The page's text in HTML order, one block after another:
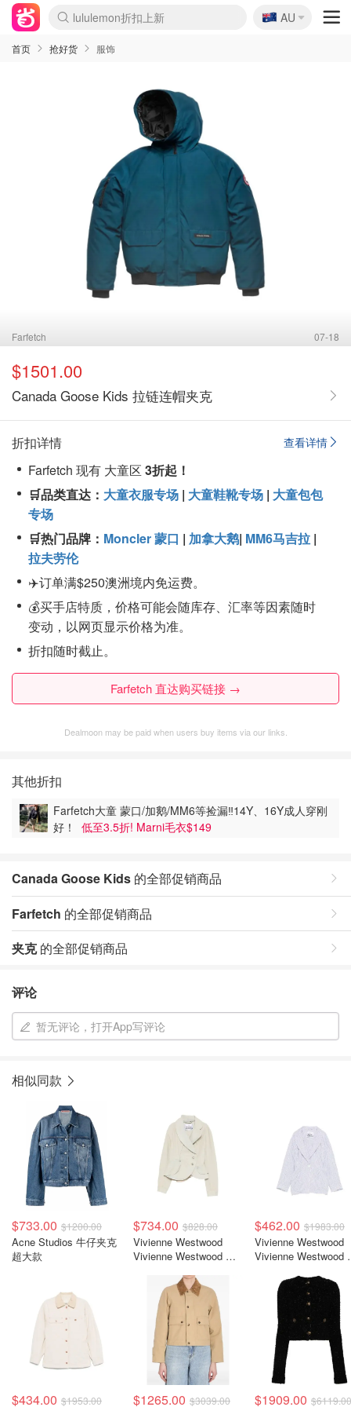
Sasa美妆护肤3.5折
SSENSE年中2.5折
FreshBeauty好价汇总
Cettire降价+叠9折
WWS Coles超市实拍
viagogo二手票捡漏
Myer超级周末
The Outnet奢牌1折起
David Jones 3折起
Flannels大牌1折
Perfumes Club护肤1折
AMIRO面罩$251
Amazon折扣汇总
eToro入金$200送$50
Amazon数码好物
ICONIC本周7.5折
ThedoubleF高奢地板价
Moose Knuckles 6折
丝芙兰5折起
EUFY摄像头$98
Selenichast首饰2折
Trip机票酒店促销
YSL送5件彩妆礼
Amazon家居好物
Amazon美妆护肤
雅漾大喷$8
过敏原检测盒$33
伊索独家赠50ml沐浴露
科颜氏高保湿面霜$29
SEALIFE海洋馆门票6折
丝塔芙大白罐$16
订阅Newsletter送香薰
Cult Beauty 6.8折
Harrods圣诞日历$525
LN-CC奢牌私促3折
d'Alba空姐喷雾$16
EVE LOM套装£56
Bernardelli独家4折
Adore Beauty 6折起
CT圣诞日历
Mytheresa奢品2.7折
Luxury Escapes 9折
Currentbody美容仪$881
MOON Garden Live
Roborock扫地机$649
Tingo Life水杯$24
Valentino官网5折
CR洗护套装$23
修丽可4件套$159
Myer彩妆2件7折
GANNI官网4.5折
Stylevana韩妆4折
Tessabit高奢8.5折
OGX洗发水$11
Amazon阿德莱德次日达
卡诗8.5折+赠礼
Philips Hue灯具8折
🇦🇺
AU
首页 抢好货 服饰
Farfetch 07-18
$1501.00
Canada Goose Kids 拉链连帽夹克
查看详情
折扣详情
Farfetch 现有 大童区 3折起！
🛒品类直达： 大童衣服专场 | 大童鞋靴专场 | 大童包包
专场
🛒热门品牌： Moncler 蒙口 | 加拿大鹅| MM6马吉拉 |
拉夫劳伦
✈️订单满$250澳洲境内免运费。
💰买手店特质，价格可能会随库存、汇率等因素随时
变动，以网页显示价格为准。
折扣随时截止。
Farfetch 直达购买链接 →
Dealmoon may be paid when users buy items via our links.
其他折扣
Farfetch大童 蒙口/加鹅/MM6等捡漏‼️14Y、16Y成人穿刚
好！ 低至3.5折! Marni毛衣$149
Canada Goose Kids 的全部促销商品
Farfetch 的全部促销商品
夹克的全部促销商品
评论
暂无评论，打开App写评论
相似同款
$733.00 $1200.00
Acne Studios 牛仔夹克
超大款
$734.00 $828.00
Vivienne Westwood
Vivienne Westwood 不
$462.00 $1983.00
Vivienne Westwood
Vivienne Westwood
$434.00 $1953.00 $1265.00 $3039.00 $1909.00 $6119.00